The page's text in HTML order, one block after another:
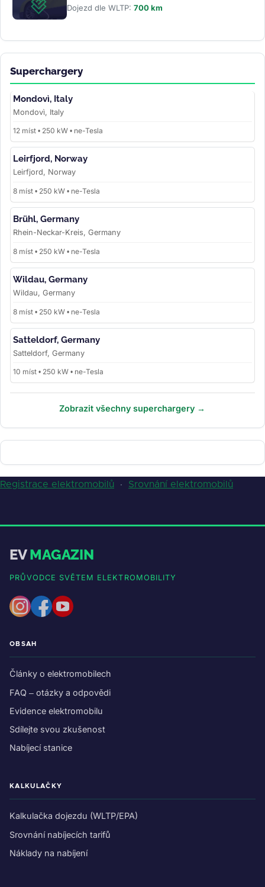
Dojezd dle WLTP: 700 km
Superchargery
Mondovì, Italy
Mondovì, Italy
12 míst • 250 kW • ne-Tesla
Leirfjord, Norway
Leirfjord, Norway
8 míst • 250 kW • ne-Tesla
Brühl, Germany
Rhein-Neckar-Kreis, Germany
8 míst • 250 kW • ne-Tesla
Wildau, Germany
Wildau, Germany
8 míst • 250 kW • ne-Tesla
Satteldorf, Germany
Satteldorf, Germany
10 míst • 250 kW • ne-Tesla
Zobrazit všechny superchargery →
Registrace elektromobilů · Srovnání elektromobilů
EVMAGAZIN
PRŮVODCE SVĚTEM ELEKTROMOBILITY
OBSAH
Články o elektromobilech
FAQ – otázky a odpovědi
Evidence elektromobilu
Sdílejte svou zkušenost
Nabíjecí stanice
KALKULAČKY
Kalkulačka dojezdu (WLTP/EPA)
Srovnání nabíjecích tarifů
Náklady na nabíjení